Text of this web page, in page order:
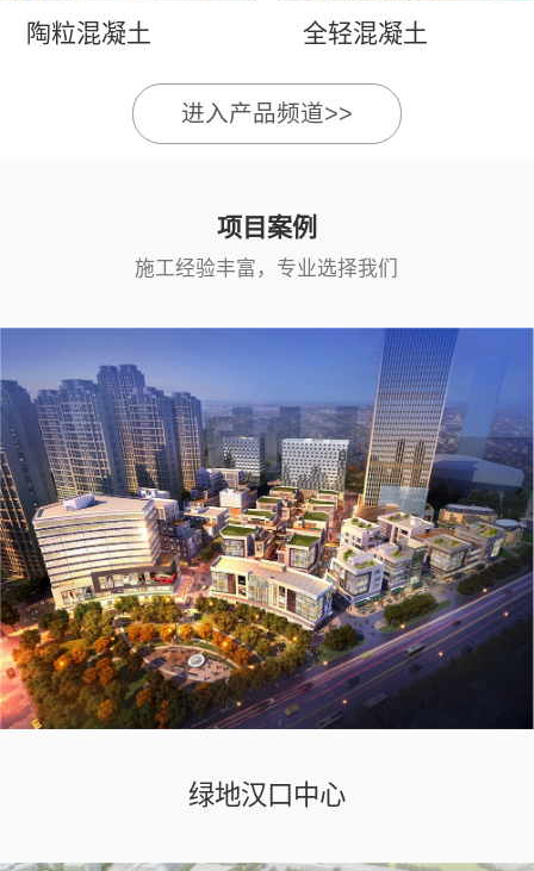
陶粒混凝土 全轻混凝土
进入产品频道>>
项目案例
施工经验丰富，专业选择我们
绿地汉口中心